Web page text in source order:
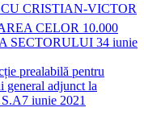
CRISTIAN-VICTOR
CELOR 10.000
SECTORULUI 34 iunie
prealabilă pentru
general adjunct la
7 iunie 2021